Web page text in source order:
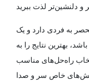
و دلنشین‌تر لذت ببرید
به فردی دارد و یک
بهترین نتایج را به
راه‌حل‌های مناسب
خاص سر و صدا